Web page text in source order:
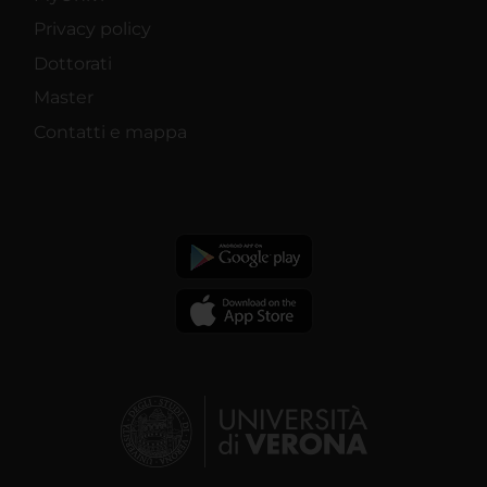
Privacy policy
Dottorati
Master
Contatti e mappa